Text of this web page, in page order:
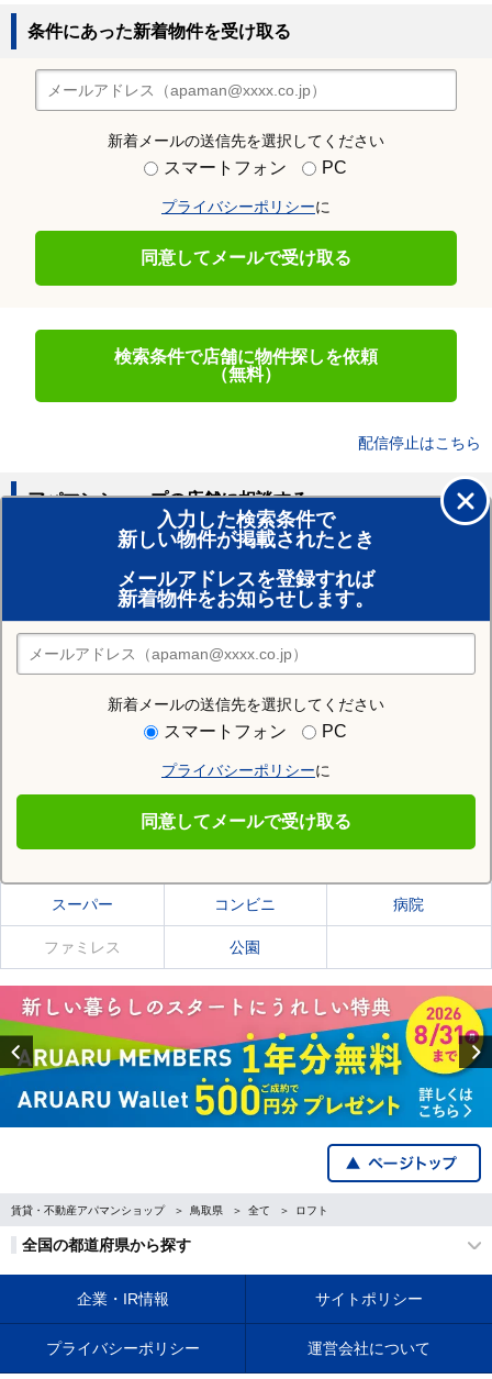
条件にあった新着物件を受け取る
新着メールの送信先を選択してください
スマートフォン PC
プライバシーポリシーに
同意してメールで受け取る
検索条件で店舗に物件探しを依頼
（無料）
配信停止はこちら
入力した検索条件で
新しい物件が掲載されたとき
メールアドレスを登録すれば
新着物件をお知らせします。
新着メールの送信先を選択してください
スマートフォン PC
プライバシーポリシーに
同意してメールで受け取る
アパマンショップの店舗に相談する
賃貸のプロがお部屋探し！
おまかせ物件リクエスト
住みたい街の店舗を探す
店舗検索
住む街研究所で東伯郡北栄町の情報を見る
東伯郡北栄町の施設一覧
スーパー コンビニ 病院
ファミレス 公園
Previous
賃貸・不動産アパマンショップ 鳥取県 全て ロフト
全国の都道府県から探す
企業・IR情報 サイトポリシー
プライバシーポリシー 運営会社について